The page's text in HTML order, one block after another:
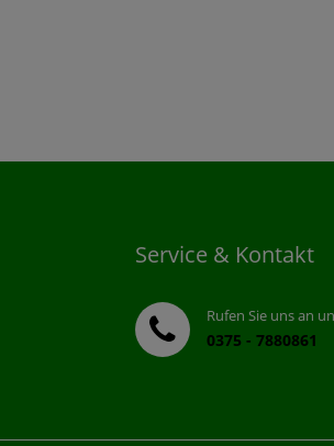
Service & Kontakt
Rufen Sie uns an
0375 - 7880861